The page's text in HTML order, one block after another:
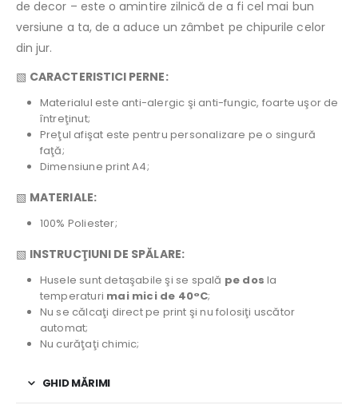
de decor – este o amintire zilnică de a fi cel mai bun
versiune a ta, de a aduce un zâmbet pe chipurile celor
din jur.
▧ CARACTERISTICI PERNE:
Materialul este anti-alergic şi anti-fungic, foarte uşor de
întreţinut;
Preţul afişat este pentru personalizare pe o singură
faţă;
Dimensiune print A4;
▧ MATERIALE:
100% Poliester;
▧ INSTRUCŢIUNI DE SPĂLARE:
Husele sunt detaşabile şi se spală pe dos la
temperaturi mai mici de 40°C;
Nu se călcaţi direct pe print şi nu folosiţi uscător
automat;
Nu curăţaţi chimic;
GHID MĂRIMI